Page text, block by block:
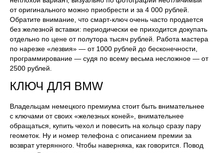
от оригинального можно приобрести и за 4 000 рублей.
Обратите внимание, что смарт-ключ очень часто продается
без железной вставки: периодически ее приходится докупать
отдельно по цене от полутора тысяч рублей. Работа мастера
по нарезке «лезвия» — от 1000 рублей до бесконечности,
программирование — судя по всему весьма несложное — от
2500 рублей.
КЛЮЧ ДЛЯ BMW
Владельцам немецкого премиума стоит быть внимательнее
с ключами от своих «железных коней», внимательнее
обращаться, купить чехол и повесить на кольцо сразу пару
геометок. Ну и номер телефона с описанием премии за
возврат утерянного. Чтобы наверняка, как говорится. Повод